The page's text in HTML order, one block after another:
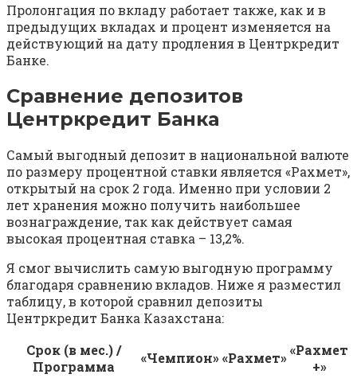
Пролонгация по вкладу работает также, как и в
предыдущих вкладах и процент изменяется на
действующий на дату продления в Центркредит
Банке.
Сравнение депозитов
Центркредит Банка
Самый выгодный депозит в национальной валюте
по размеру процентной ставки является «Рахмет»,
открытый на срок 2 года. Именно при условии 2
лет хранения можно получить наибольшее
вознаграждение, так как действует самая
высокая процентная ставка – 13,2%.
Я смог вычислить самую выгодную программу
благодаря сравнению вкладов. Ниже я разместил
таблицу, в которой сравнил депозиты
Центркредит Банка Казахстана:
Срок (в мес.) /
Программа
«Чемпион»«Рахмет»«Рахмет
+»